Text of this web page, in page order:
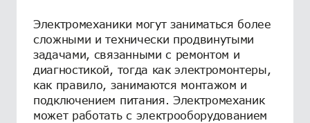
Электромеханики могут заниматься более
сложными и технически продвинутыми
задачами, связанными с ремонтом и
диагностикой, тогда как электромонтеры,
как правило, занимаются монтажом и
подключением питания. Электромеханик
может работать с электрооборудованием